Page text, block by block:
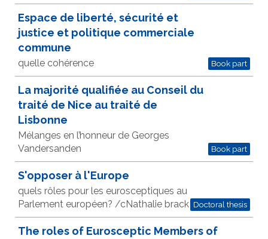
Espace de liberté, sécurité et
justice et politique commerciale
commune
quelle cohérence Book part
La majorité qualifiée au Conseil du
traité de Nice au traité de
Lisbonne
Mélanges en l’honneur de Georges
Vandersanden
Book part
S'opposer à l'Europe
quels rôles pour les eurosceptiques au
Parlement européen? /cNathalie brack Doctoral thesis
The roles of Eurosceptic Members of